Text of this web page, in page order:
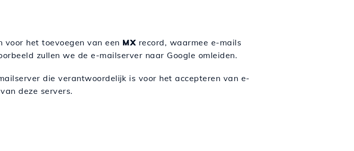
het toevoegen van een MXrecord, waarmee e-mails
zullen we de e-mailserver naar Google omleiden.
die verantwoordelijk is voor het accepteren van e-
deze servers.